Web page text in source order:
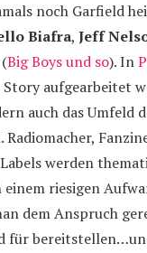
noch Garfield
Biafra, Jeff
(Big Boys und so). In
aufgearbeitet
auch das Umfeld
werden
riesigen
dem Anspruch
für